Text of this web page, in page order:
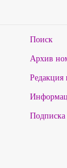
Поиск
Архив
Редакция
Подписка